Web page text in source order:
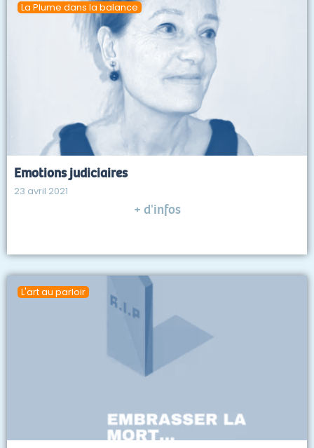
La Plume dans la balance
Emotions judiciaires
23 avril 2021
+ d'infos
L'art au parloir